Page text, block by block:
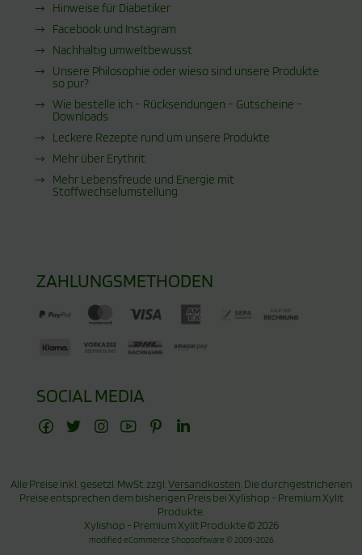
Hinweise für Diabetiker
Facebook und Instagram
Nachhaltig umweltbewusst
Unsere Philosophie oder wieso sind unsere Produkte
so pur?
Wie bestelle ich - Rücksendungen - Gutscheine -
Downloads
Leckere Rezepte rund um unsere Produkte
Mehr über Erythrit
Mehr Lebensfreude und Energie mit
Stoffwechselumstellung
ZAHLUNGSMETHODEN
SOCIAL MEDIA
Alle Preise inkl. gesetzl. MwSt. zzgl. Versandkosten . Die durchgestrichenen
Preise entsprechen dem bisherigen Preis bei Xylishop - Premium Xylit
Produkte.
Xylishop - Premium Xylit Produkte © 2026
modified eCommerce Shopsoftware © 2009-2026